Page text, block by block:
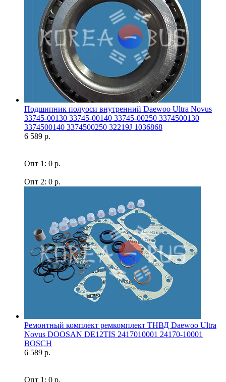
Подшипник полуоси внутренний Daewoo Ultra Novus
33745-00130 33745-00140 33745-00250 3374500130
3374500140 3374500250 32219J 1036868
6 589 р.
Опт 1: 0 р.
Опт 2: 0 р.
Ремонтный комплект ремкомплект ТНВД Daewoo Ultra
Novus DOOSAN DE12TIS 2417010001 24170-10001
BOSCH
6 589 р.
Опт 1: 0 р.